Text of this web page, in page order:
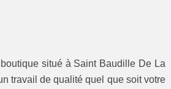
situé à Saint Baudille De La
travail de qualité quel que soit votre